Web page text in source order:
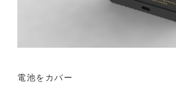
電池をカバー